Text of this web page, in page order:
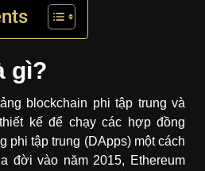
gì?
blockchain phi tập trung và
kế để chạy các hợp đồng
phi tập trung (DApps) một cách
đời vào năm 2015, Ethereum